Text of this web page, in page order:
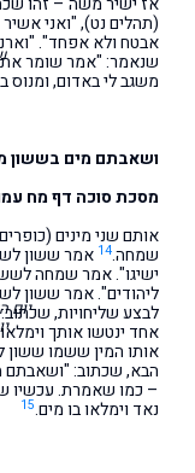
יום
(תהלים נט), "ואני
אבטח ולא אפחד".
שנאמר: "אמר שומר
משגב לי באדום, ומנוס
ושאבתם מים בששון
מסכת סוכה דף מח
אותם שני מינים
שמחה.14 אמר ששון
ישיגו". אמר שמחה
ליהודים". אמר ששון
לבצע שליחויות,
אחד ינטשו אותך
אותו המין ששמו ששון
הבא, שכתוב: "ושאבתם
– כמו שאמרת. עכשיו
נאד וימלאו בו מים.15